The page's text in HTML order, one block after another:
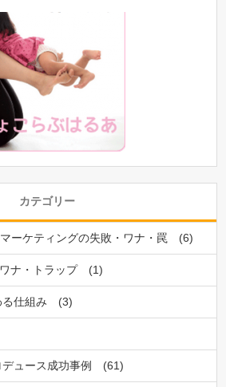
カテゴリー
ーケティングの失敗・ワナ・罠 (6)
ナ・トラップ (1)
仕組み (3)
ュース成功事例 (61)